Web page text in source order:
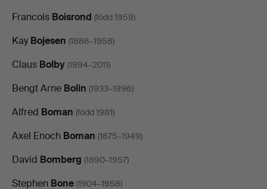
Francois Boisrond (född 1959)
KayBojesen (1886–1958)
Claus Bolby (1994–2011)
Bengt Arne Bolin (1933–1996)
Alfred Boman (född 1981)
Axel Enoch Boman (1875–1949)
David Bomberg (1890–1957)
Stephen Bone (1904–1958)